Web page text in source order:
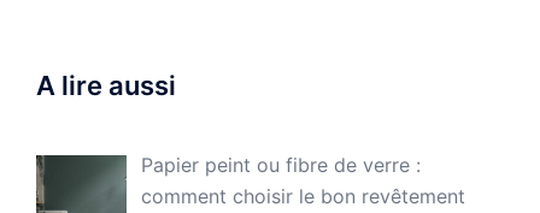
A lire aussi
Papier peint ou fibre de verre :
comment choisir le bon revêtement